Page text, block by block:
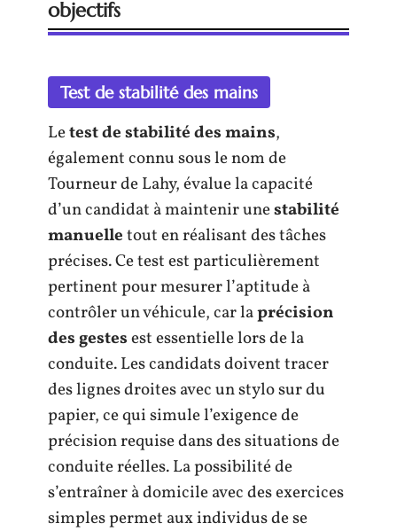
objectifs
Test de stabilité des mains
Letest de stabilité des mains,
également connu sous le nom de
Tourneur de Lahy, évalue la capacité
d’un candidat à maintenir unestabilité
manuelletout en réalisant des tâches
précises. Ce test est particulièrement
pertinent pour mesurer l’aptitude à
contrôler un véhicule, car laprécision
des gestesest essentielle lors de la
conduite. Les candidats doivent tracer
des lignes droites avec un stylo sur du
papier, ce qui simule l’exigence de
précision requise dans des situations de
conduite réelles. La possibilité de
s’entraîner à domicile avec des exercices
simples permet aux individus de se